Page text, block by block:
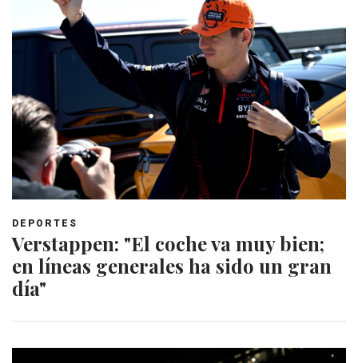
DEPORTES
Verstappen: "El coche va muy bien;
en líneas generales ha sido un gran
día"